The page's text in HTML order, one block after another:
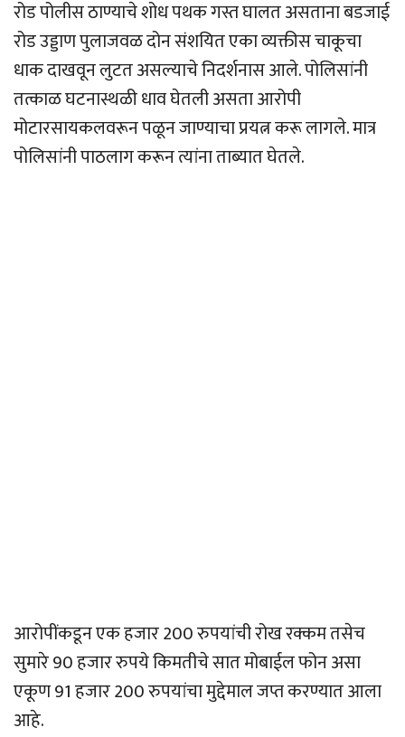
रोड पोलीस ठाण्याचे शोध पथक गस्त घालत असताना बडजाई
रोड उड्डाण पुलाजवळ दोन संशयित एका व्यक्तीस चाकूचा
धाक दाखवून लुटत असल्याचे निदर्शनास आले. पोलिसांनी
तत्काळ घटनास्थळी धाव घेतली असता आरोपी
मोटारसायकलवरून पळून जाण्याचा प्रयत्न करू लागले. मात्र
पोलिसांनी पाठलाग करून त्यांना ताब्यात घेतले.
आरोपींकडून एक हजार 200 रुपयांची रोख रक्कम तसेच
सुमारे 90 हजार रुपये किमतीचे सात मोबाईल फोन असा
एकूण 91 हजार 200 रुपयांचा मुद्देमाल जप्त करण्यात आला
आहे.